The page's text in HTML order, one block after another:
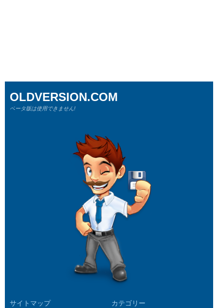
サイトマップ カテゴリー
OLDVERSION.COM
ベータ版は使用できません!